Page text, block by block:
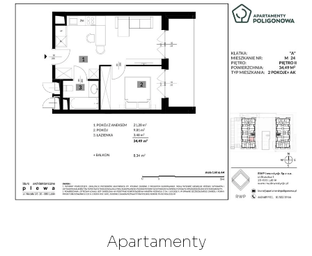
Apartamenty